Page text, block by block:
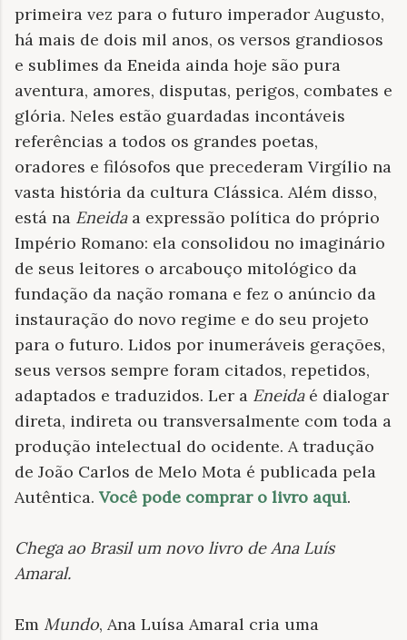
primeira vez para o futuro imperador Augusto,
há mais de dois mil anos, os versos grandiosos
e sublimes da Eneida ainda hoje são pura
aventura, amores, disputas, perigos, combates e
glória. Neles estão guardadas incontáveis
referências a todos os grandes poetas,
oradores e filósofos que precederam Virgílio na
vasta história da cultura Clássica. Além disso,
está na Eneidaa expressão política do próprio
Império Romano: ela consolidou no imaginário
de seus leitores o arcabouço mitológico da
fundação da nação romana e fez o anúncio da
instauração do novo regime e do seu projeto
para o futuro. Lidos por inumeráveis gerações,
seus versos sempre foram citados, repetidos,
adaptados e traduzidos. Ler a Eneidaé dialogar
direta, indireta ou transversalmente com toda a
produção intelectual do ocidente. A tradução
de João Carlos de Melo Mota é publicada pela
Autêntica. Você pode comprar o livro aqui.
Chega ao Brasil um novo livro de Ana Luís
Amaral.
Em Mundo, Ana Luísa Amaral cria uma